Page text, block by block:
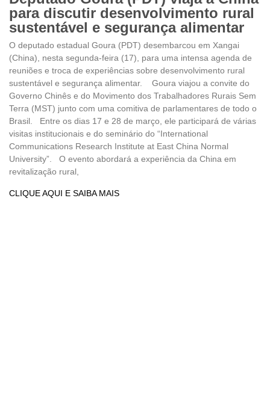
para discutir desenvolvimento rural
sustentável e segurança alimentar
O deputado estadual Goura (PDT) desembarcou em Xangai
(China), nesta segunda-feira (17), para uma intensa agenda de
reuniões e troca de experiências sobre desenvolvimento rural
sustentável e segurança alimentar. Goura viajou a convite do
Governo Chinês e do Movimento dos Trabalhadores Rurais Sem
Terra (MST) junto com uma comitiva de parlamentares de todo o
Brasil. Entre os dias 17 e 28 de março, ele participará de várias
visitas institucionais e do seminário do “International
Communications Research Institute at East China Normal
University”. O evento abordará a experiência da China em
revitalização rural,
CLIQUE AQUI E SAIBA MAIS